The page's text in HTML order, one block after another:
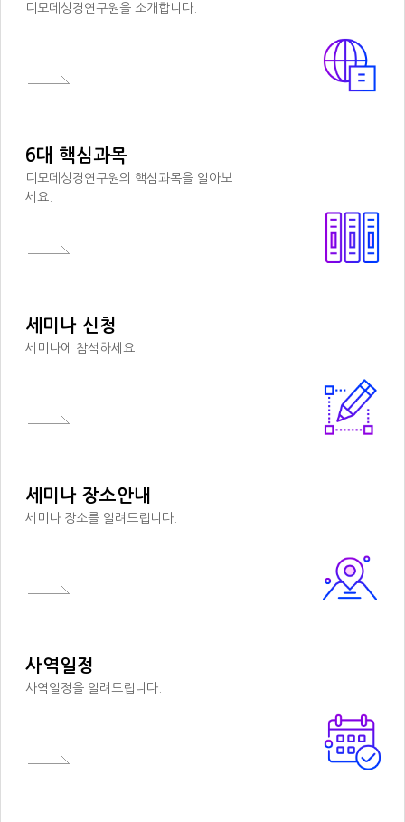
디모데성경연구원을 소개합니다.
6대 핵심과목
디모데성경연구원의 핵심과목을 알아보
세요.
세미나 신청
세미나에 참석하세요.
세미나 장소안내
세미나 장소를 알려드립니다.
사역일정
사역일정을 알려드립니다.